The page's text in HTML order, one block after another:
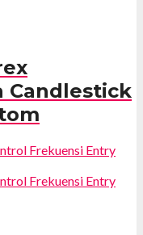
Candlestick